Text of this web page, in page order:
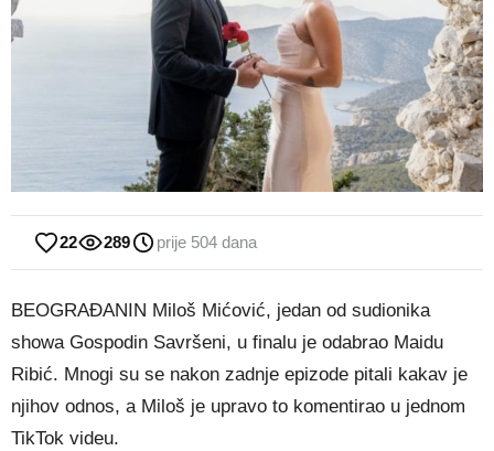
22 289 prije 504 dana
BEOGRAĐANIN Miloš Mićović, jedan od sudionika
showa Gospodin Savršeni, u finalu je odabrao Maidu
Ribić. Mnogi su se nakon zadnje epizode pitali kakav je
njihov odnos, a Miloš je upravo to komentirao u jednom
TikTok videu.